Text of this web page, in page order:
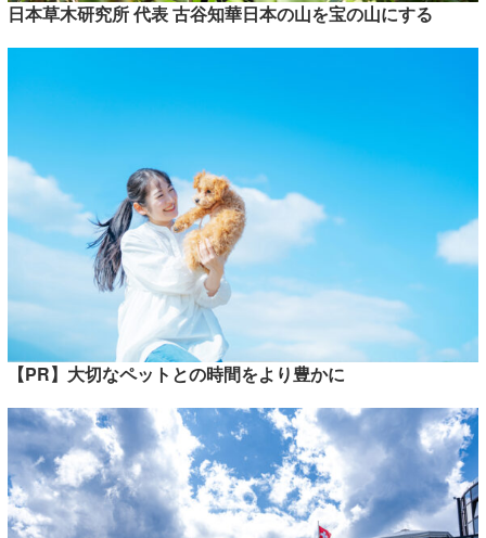
日本草木研究所 代表 古谷知華日本の山を宝の山にする
【PR】大切なペットとの時間をより豊かに